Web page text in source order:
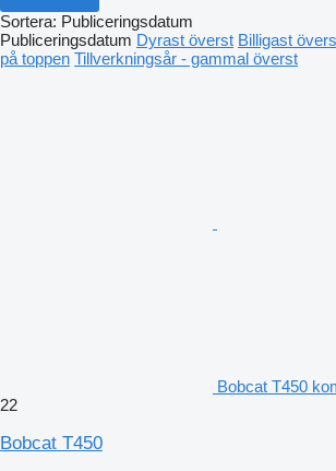
Sortera: Publiceringsdatum
Publiceringsdatum Dyrast överst Billigast
på toppen Tillverkningsår - gammal överst
Bobcat T450
22
Bobcat T450